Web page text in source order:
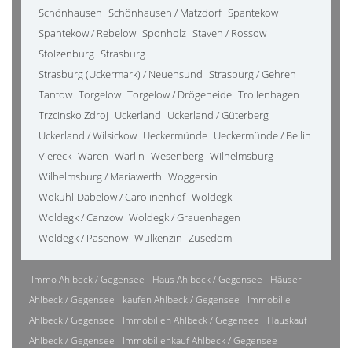
Schönhausen Schönhausen / Matzdorf Spantekow
Spantekow / Rebelow Sponholz Staven / Rossow
Stolzenburg Strasburg
Strasburg (Uckermark) / Neuensund Strasburg / Gehren
Tantow Torgelow Torgelow / Drögeheide Trollenhagen
Trzcinsko Zdroj Uckerland Uckerland / Güterberg
Uckerland / Wilsickow Ueckermünde Ueckermünde / Bellin
Viereck Waren Warlin Wesenberg Wilhelmsburg
Wilhelmsburg / Mariawerth Woggersin
Wokuhl-Dabelow / Carolinenhof Woldegk
Woldegk / Canzow Woldegk / Grauenhagen
Woldegk / Pasenow Wulkenzin Züsedom
Immo Ahlbeck / Gegensee Haus Ahlbeck / Gegensee
Häuser
Ahlbeck / Gegensee
kaufen Ahlbeck / Gegensee
Immobilie
Ahlbeck / Gegensee
Immobilien Ahlbeck / Gegensee
Hauskauf
Ahlbeck / Gegensee
Immobilienkauf Ahlbeck / Gegensee